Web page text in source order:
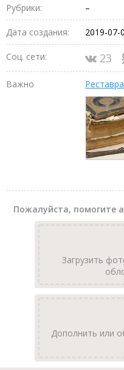
Рубрики: –
Дата создания: 2019-07-
Соц. сети: 23
Важно
Пожалуйста, помогите
Загрузить
Дополнить или